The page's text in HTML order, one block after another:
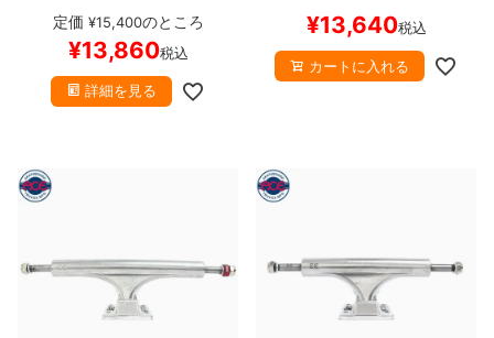
ートボード スケボー
定価 ¥15,400のところ
¥13,860税込
詳細を見る
¥13,640税込
カートに入れる